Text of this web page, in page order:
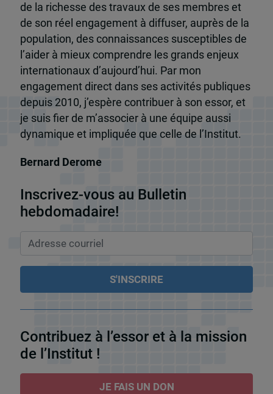
de la richesse des travaux de ses membres et
de son réel engagement à diffuser, auprès de la
population, des connaissances susceptibles de
l’aider à mieux comprendre les grands enjeux
internationaux d’aujourd’hui. Par mon
engagement direct dans ses activités publiques
depuis 2010, j’espère contribuer à son essor, et
je suis fier de m’associer à une équipe aussi
dynamique et impliquée que celle de l’Institut.
Bernard Derome
Inscrivez-vous au Bulletin
hebdomadaire!
Contribuez à l’essor et à la mission
de l’Institut !
JE FAIS UN DON